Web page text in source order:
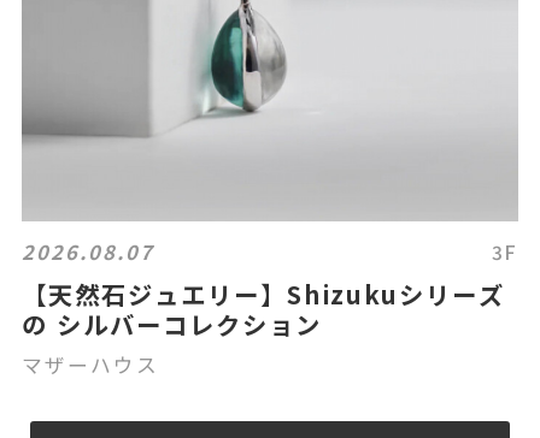
2026.08.07 3F
【天然石ジュエリー】Shizukuシリーズ
の シルバーコレクション
マザーハウス